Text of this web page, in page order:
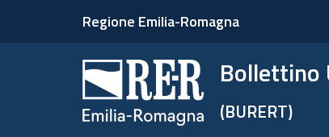
Regione Emilia-Romagna
Bollettino
(BURERT)